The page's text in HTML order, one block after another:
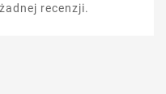
recenzji.